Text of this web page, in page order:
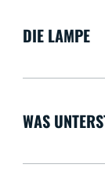
DIE LAMPE
WAS